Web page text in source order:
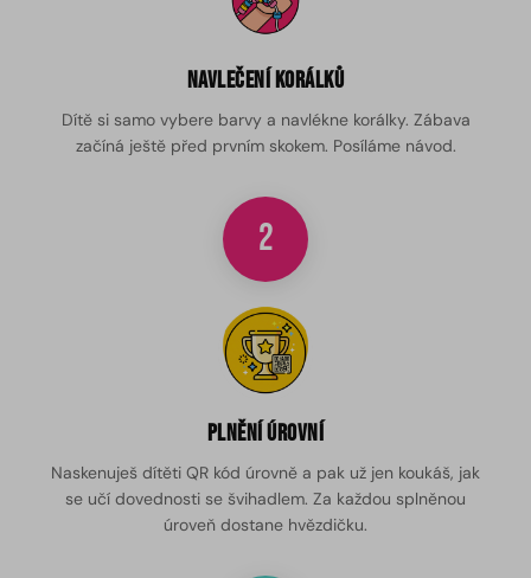
Navlečení korálků
Dítě si samo vybere barvy a navlékne korálky. Zábava
začíná ještě před prvním skokem. Posíláme návod.
2
Plnění úrovní
Naskenuješ dítěti QR kód úrovně a pak už jen koukáš, jak
se učí dovednosti se švihadlem. Za každou splněnou
úroveň dostane hvězdičku.